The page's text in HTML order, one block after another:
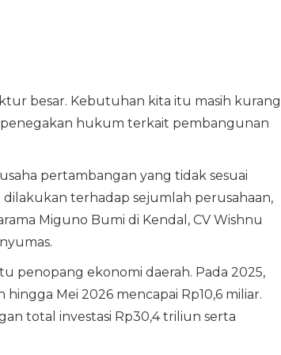
besar. Kebutuhan kita itu masih
hukum terkait pembangunan
pertambangan yang tidak sesuai
terhadap sejumlah perusahaan,
Miguno Bumi di Kendal, CV Wishnu
penopang ekonomi daerah. Pada 2025,
Mei 2026 mencapai Rp10,6 miliar.
total investasi Rp30,4 triliun serta